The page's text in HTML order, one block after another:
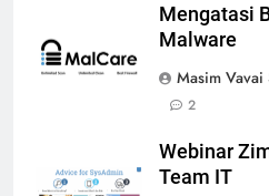
Mengatasi
Malware
Masim
2
Webinar
Team IT